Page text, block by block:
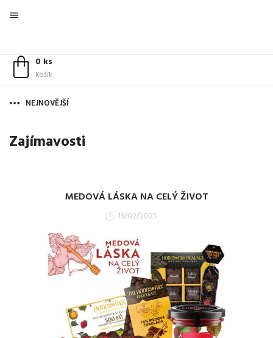

0 ks
Košík
NEJNOVĚJŠÍ
Zajímavosti
MEDOVÁ LÁSKA NA CELÝ ŽIVOT
13/02/2025